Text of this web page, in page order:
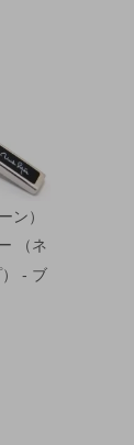
ン）
（ネ
- ブ